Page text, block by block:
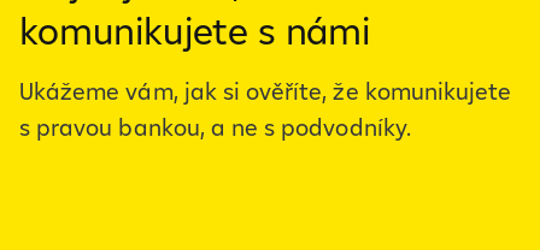
komunikujete s námi
Ukážeme vám, jak si ověříte, že komunikujete
s pravou bankou, a ne s podvodníky.